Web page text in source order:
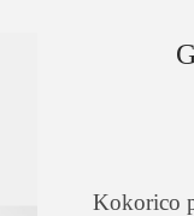
Kokorico